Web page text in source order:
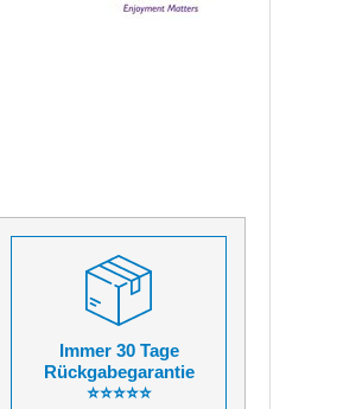
Immer 30 Tage
Rückgabegarantie
⭐⭐⭐⭐⭐